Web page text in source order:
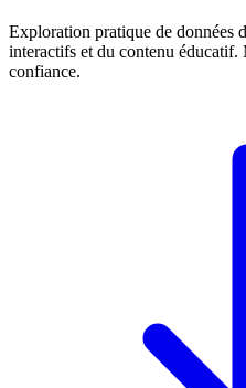
Exploration pratique de données
interactifs et du contenu éducatif.
confiance.